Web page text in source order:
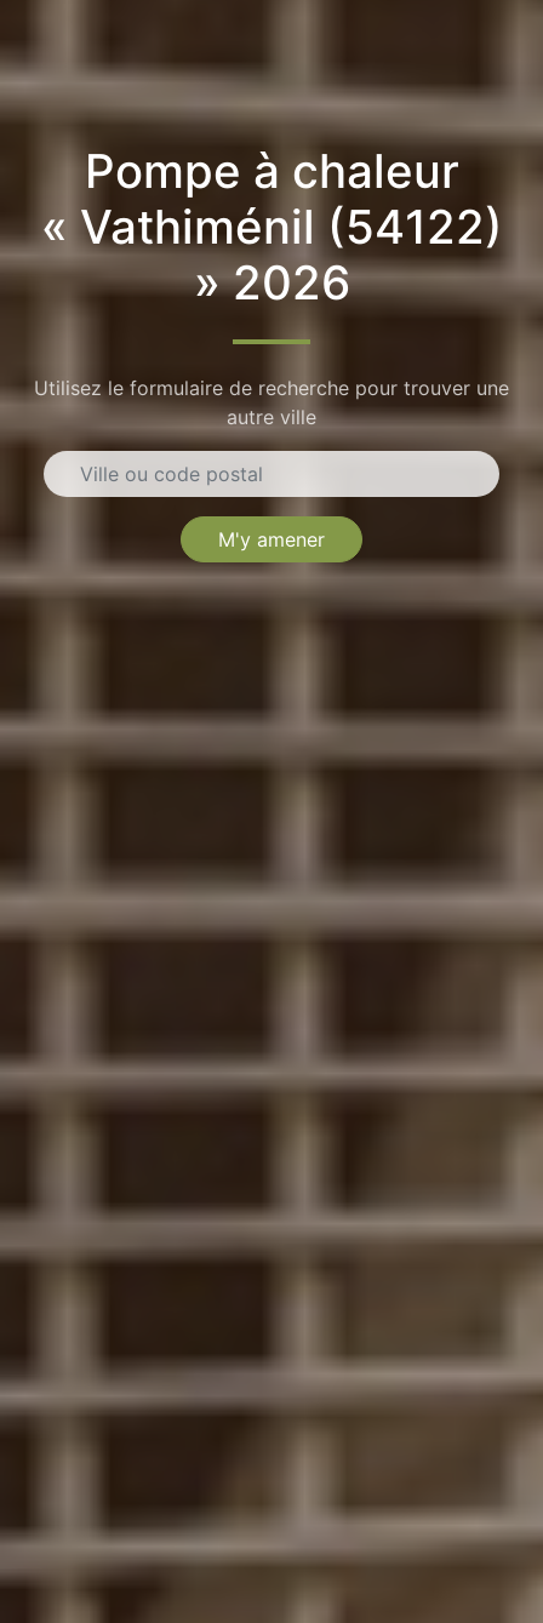
Pompe à chaleur
« Vathiménil (54122)
» 2026
Utilisez le formulaire de recherche pour trouver une
autre ville
M'y amener